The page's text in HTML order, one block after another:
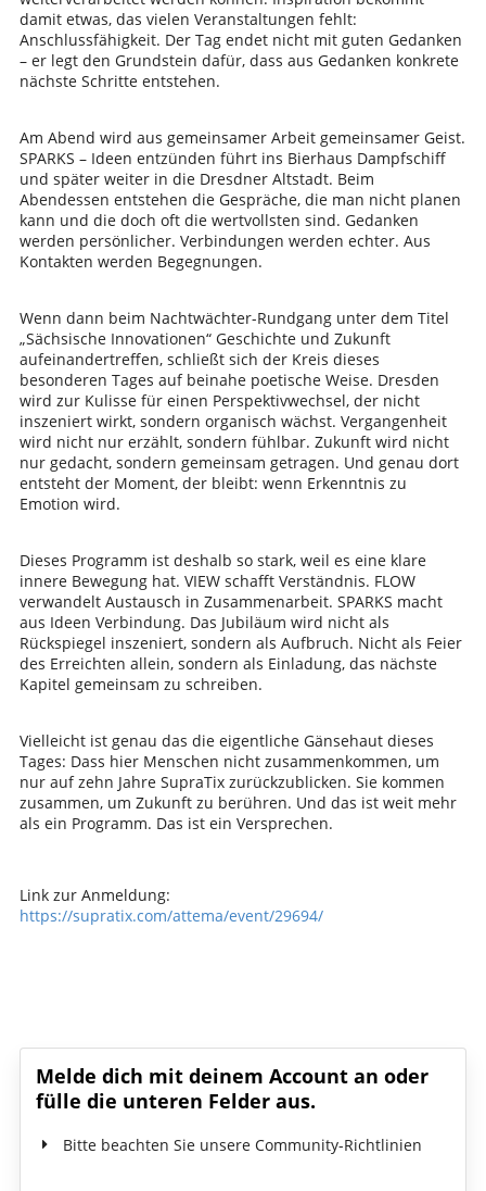
damit etwas, das vielen Veranstaltungen fehlt:
Anschlussfähigkeit. Der Tag endet nicht mit guten Gedanken
– er legt den Grundstein dafür, dass aus Gedanken konkrete
nächste Schritte entstehen.
Am Abend wird aus gemeinsamer Arbeit gemeinsamer Geist.
SPARKS – Ideen entzünden führt ins Bierhaus Dampfschiff
und später weiter in die Dresdner Altstadt. Beim
Abendessen entstehen die Gespräche, die man nicht planen
kann und die doch oft die wertvollsten sind. Gedanken
werden persönlicher. Verbindungen werden echter. Aus
Kontakten werden Begegnungen.
Wenn dann beim Nachtwächter-Rundgang unter dem Titel
„Sächsische Innovationen“ Geschichte und Zukunft
aufeinandertreffen, schließt sich der Kreis dieses
besonderen Tages auf beinahe poetische Weise. Dresden
wird zur Kulisse für einen Perspektivwechsel, der nicht
inszeniert wirkt, sondern organisch wächst. Vergangenheit
wird nicht nur erzählt, sondern fühlbar. Zukunft wird nicht
nur gedacht, sondern gemeinsam getragen. Und genau dort
entsteht der Moment, der bleibt: wenn Erkenntnis zu
Emotion wird.
Dieses Programm ist deshalb so stark, weil es eine klare
innere Bewegung hat. VIEW schafft Verständnis. FLOW
verwandelt Austausch in Zusammenarbeit. SPARKS macht
aus Ideen Verbindung. Das Jubiläum wird nicht als
Rückspiegel inszeniert, sondern als Aufbruch. Nicht als Feier
des Erreichten allein, sondern als Einladung, das nächste
Kapitel gemeinsam zu schreiben.
Vielleicht ist genau das die eigentliche Gänsehaut dieses
Tages: Dass hier Menschen nicht zusammenkommen, um
nur auf zehn Jahre SupraTix zurückzublicken. Sie kommen
zusammen, um Zukunft zu berühren. Und das ist weit mehr
als ein Programm. Das ist ein Versprechen.
Link zur Anmeldung:
https://supratix.com/attema/event/29694/
Melde dich mit deinem Account an oder
fülle die unteren Felder aus.
Bitte beachten Sie unsere Community-Richtlinien